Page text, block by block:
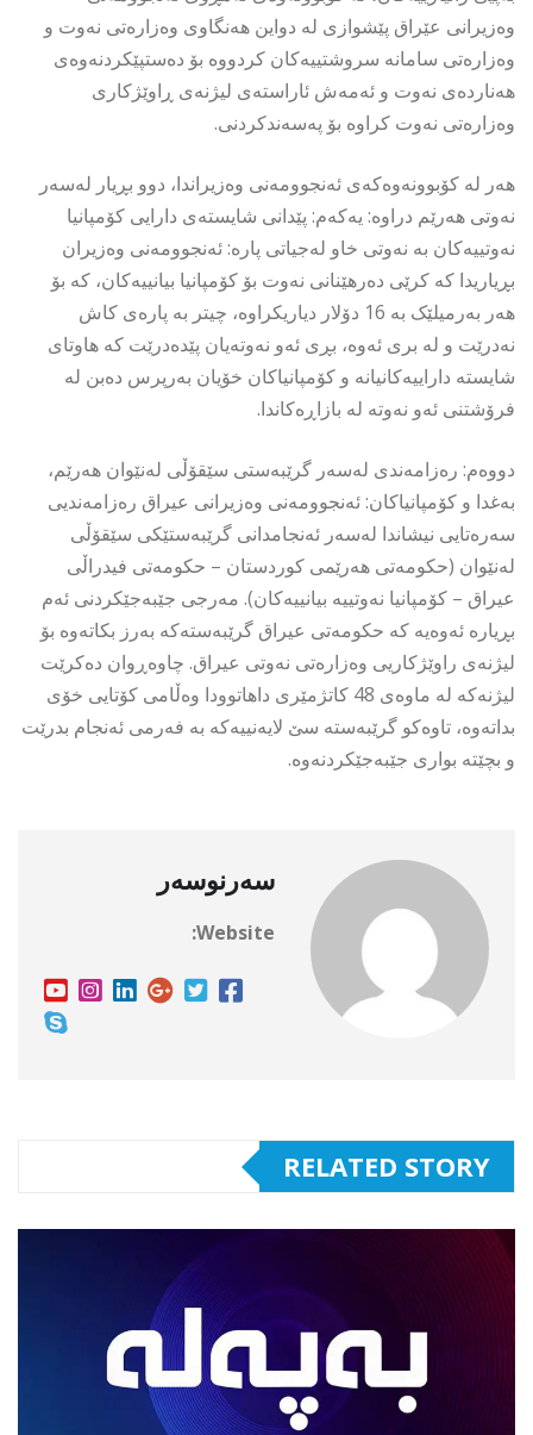
وەزیرانی عێراق پێشوازی لە دواین هەنگاوی وەزارەتی نەوت و
وەزارەتی سامانە سروشتییەکان کردووە بۆ دەستپێکردنەوەی
هەناردەی نەوت و ئەمەش ئاراستەی لیژنەی ڕاوێژکاری
وەزارەتی نەوت کراوە بۆ پەسەندکردنی.
هەر لە كۆبوونەوەكەی ئەنجوومەنی وەزیراندا، دوو بڕیار لەسەر
نەوتی هەرێم دراوە: یەکەم: پێدانی شایستەی دارایی کۆمپانیا
نەوتییەکان بە نەوتی خاو لەجیاتی پارە: ئەنجوومەنی وەزیران
بڕیاریدا کە کرێی دەرهێنانی نەوت بۆ کۆمپانیا بیانییەکان، کە بۆ
هەر بەرمیلێک بە 16 دۆلار دیاریکراوە، چیتر بە پارەی کاش
نەدرێت و لە بری ئەوە، بڕی ئەو نەوتەیان پێدەدرێت کە هاوتای
شایستە داراییەکانیانە و کۆمپانیاکان خۆیان بەرپرس دەبن لە
فرۆشتنی ئەو نەوتە لە بازاڕەکاندا.
دووەم: رەزامەندی لەسەر گرێبەستی سێقۆڵی لەنێوان هەرێم،
بەغدا و کۆمپانیاکان: ئەنجوومەنی وەزیرانی عیراق رەزامەندیی
سەرەتایی نیشاندا لەسەر ئەنجامدانی گرێبەستێکی سێقۆڵی
لەنێوان (حکومەتی هەرێمی کوردستان – حکومەتی فیدراڵی
عیراق – کۆمپانیا نەوتییە بیانییەکان). مەرجی جێبەجێکردنی ئەم
بڕیارە ئەوەیە کە حکومەتی عیراق گرێبەستەکە بەرز بکاتەوە بۆ
لیژنەی راوێژکاریی وەزارەتی نەوتی عیراق. چاوەڕوان دەکرێت
لیژنەکە لە ماوەی 48 کاتژمێری داهاتوودا وەڵامی کۆتایی خۆی
بداتەوە، تاوەکو گرێبەستە سێ لایەنییەکە بە فەرمی ئەنجام بدرێت
و بچێتە بواری جێبەجێکردنەوە.
سەرنوسەر
Website:
RELATED STORY